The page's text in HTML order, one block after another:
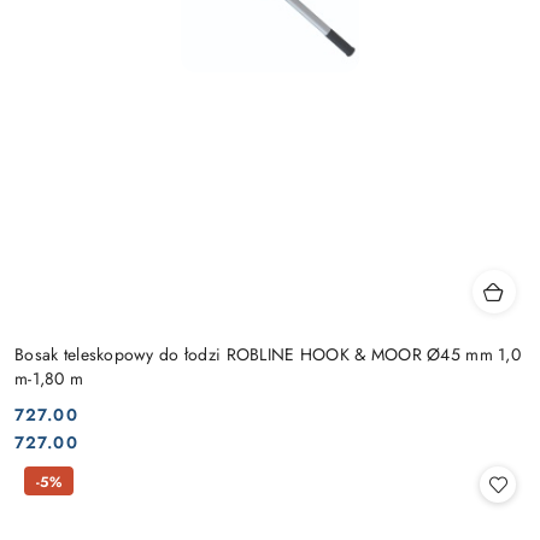
Bosak teleskopowy do łodzi ROBLINE HOOK & MOOR Ø45 mm 1,0
m-1,80 m
Cena:
727.00
Cena:
727.00
-5%